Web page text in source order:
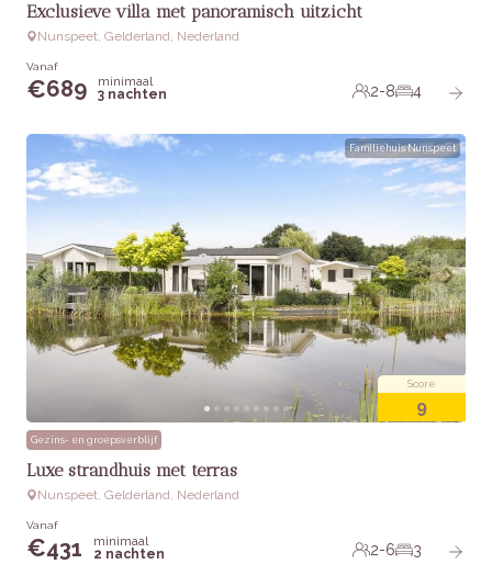
Exclusieve villa met panoramisch uitzicht
Nunspeet, Gelderland, Nederland
Vanaf
€689
minimaal
3 nachten
2-8 4
Familiehuis Nunspeet
Score
9
Gezins- en groepsverblijf
Luxe strandhuis met terras
Nunspeet, Gelderland, Nederland
Vanaf
€431
minimaal
2 nachten
2-6 3